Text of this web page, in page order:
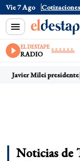
Vie 7 Ago Cotizaciones
$1520 Dólar
EL DESTAPE
RADIO
Javier Milei presidente
Noticias de